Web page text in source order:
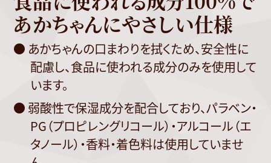
あかちゃんにやさしい仕様
● あかちゃんの口まわりを拭くため、安全性に
配慮し、食品に使われる成分のみを使用して
います。
● 弱酸性で保湿成分を配合しており、パラベン・
PG（プロピレングリコール）・アルコール（エ
タノール）・香料・着色料は使用していませ